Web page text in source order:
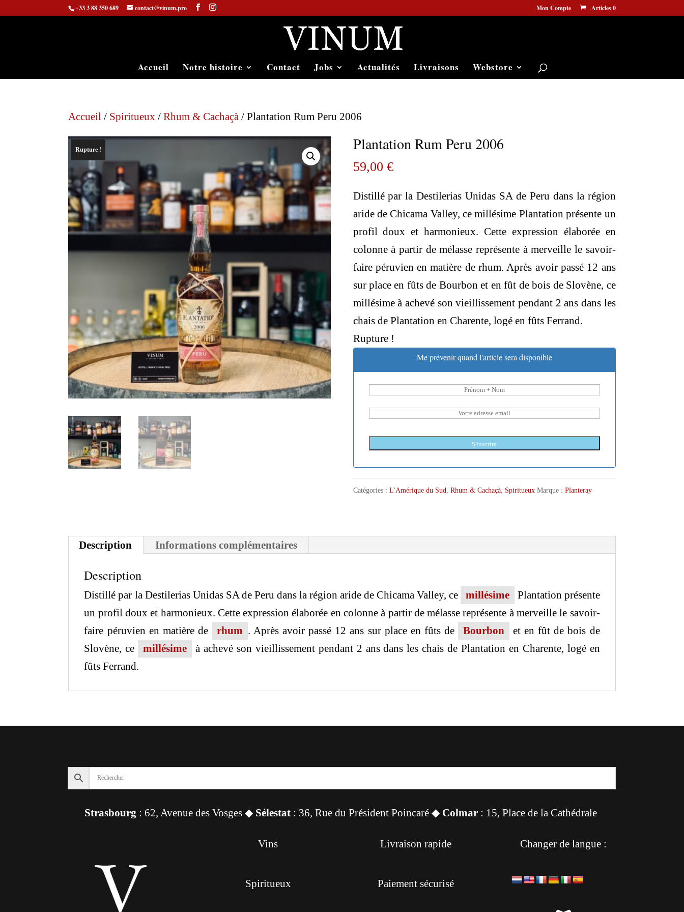
+33 3 88 350 689 contact@vinum.pro Mon Compte Articles 0
Accueil Notre histoire Contact Jobs Actualités Livraisons Webstore
Accueil / Spiritueux /Rhum & Cachaçà / Plantation Rum Peru 2006
Rupture ! Plantation Rum Peru 2006
59,00 €
Distillé par la Destilerias Unidas SA de Peru dans la région
aride de Chicama Valley, ce millésime Plantation présente un
profil doux et harmonieux. Cette expression élaborée en
colonne à partir de mélasse représente à merveille le savoir-
faire péruvien en matière de rhum. Après avoir passé 12 ans
sur place en fûts de Bourbon et en fût de bois de Slovène, ce
millésime à achevé son vieillissement pendant 2 ans dans les
chais de Plantation en Charente, logé en fûts Ferrand.
Rupture !
Me prévenir quand l'article sera disponible
S'inscrire
Catégories : L'Amérique du Sud, Rhum & Cachaçà, Spiritueux Marque : Planteray
Description Informations complémentaires
Description
Distillé par la Destilerias Unidas SA de Peru dans la région aride de Chicama Valley, ce millésime
Plantation présente
un profil doux et harmonieux. Cette expression élaborée en colonne à partir de mélasse représente à merveille le savoir-
faire péruvien en matière de
rhum . Après avoir passé 12 ans sur place en fûts de Bourbon
et en fût de bois de
Slovène, ce
millésime
à achevé son vieillissement pendant 2 ans dans les chais de Plantation en Charente, logé en
fûts Ferrand.
Strasbourg : 62, Avenue des Vosges ◆ Sélestat : 36, Rue du Président Poincaré ◆ Colmar : 15, Place de la Cathédrale
Vins
Spiritueux
Livraison rapide
Paiement sécurisé
Changer de langue :